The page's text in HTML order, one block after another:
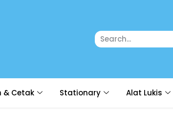
& Cetak Stationary Alat Lukis